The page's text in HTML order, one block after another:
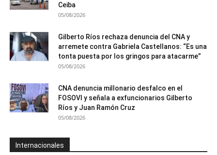
Ceiba
05/08/2026
Gilberto Ríos rechaza denuncia del CNA y
arremete contra Gabriela Castellanos: “Es una
tonta puesta por los gringos para atacarme”
05/08/2026
CNA denuncia millonario desfalco en el
FOSOVI y señala a exfuncionarios Gilberto
Ríos y Juan Ramón Cruz
05/08/2026
Internacionales